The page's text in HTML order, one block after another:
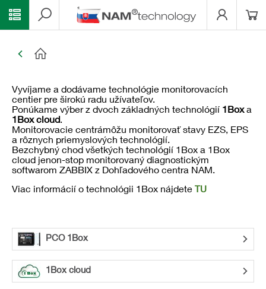
Vyvíjame a dodávame technológie monitorovacích
centier pre širokú radu užívateľov.
Ponúkame výber z dvoch základných technológií 1Boxa
1Box cloud.
Monitorovacie centrámôžu monitorovať stavy EZS, EPS
a rôznych priemyslových technológií.
Bezchybný chod všetkých technológií 1Box a 1Box
cloud jenon-stop monitorovaný diagnostickým
softwarom ZABBIX z Dohľadového centra NAM.
Viac informácií o technológii 1Box nájdete TU
PCO 1Box
1Box cloud